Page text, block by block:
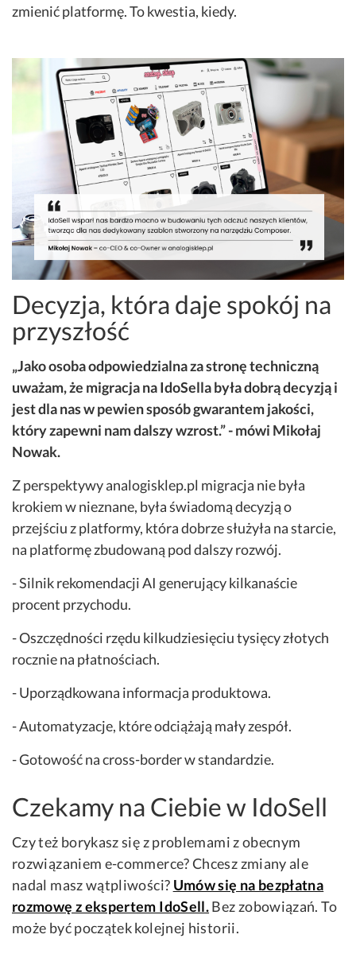
zmienić platformę. To kwestia, kiedy.
Decyzja, która daje spokój na
przyszłość
„Jako osoba odpowiedzialna za stronę techniczną
uważam, że migracja na IdoSella była dobrą decyzją i
jest dla nas w pewien sposób gwarantem jakości,
który zapewni nam dalszy wzrost.” - mówi Mikołaj
Nowak.
Z perspektywy analogisklep.pl migracja nie była
krokiem w nieznane, była świadomą decyzją o
przejściu z platformy, która dobrze służyła na starcie,
na platformę zbudowaną pod dalszy rozwój.
- Silnik rekomendacji AI generujący kilkanaście
procent przychodu.
- Oszczędności rzędu kilkudziesięciu tysięcy złotych
rocznie na płatnościach.
- Uporządkowana informacja produktowa.
- Automatyzacje, które odciążają mały zespół.
- Gotowość na cross-border w standardzie.
Czekamy na Ciebie w IdoSell
Czy też borykasz się z problemami z obecnym
rozwiązaniem e-commerce? Chcesz zmiany ale
nadal masz wątpliwości? Umów się na bezpłatna
rozmowę z ekspertem IdoSell.Bez zobowiązań. To
może być początek kolejnej historii.